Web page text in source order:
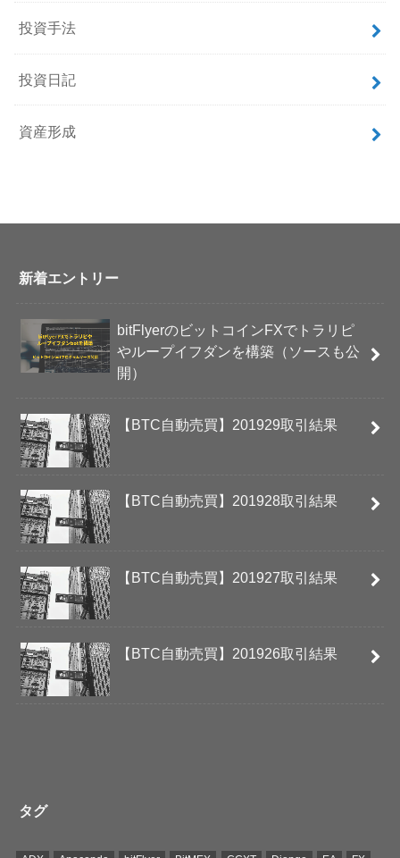
投資手法
投資日記
資産形成
新着エントリー
bitFlyerのビットコインFXでトラリピ
やループイフダンを構築（ソースも公
開）
【BTC自動売買】201929取引結果
【BTC自動売買】201928取引結果
【BTC自動売買】201927取引結果
【BTC自動売買】201926取引結果
タグ